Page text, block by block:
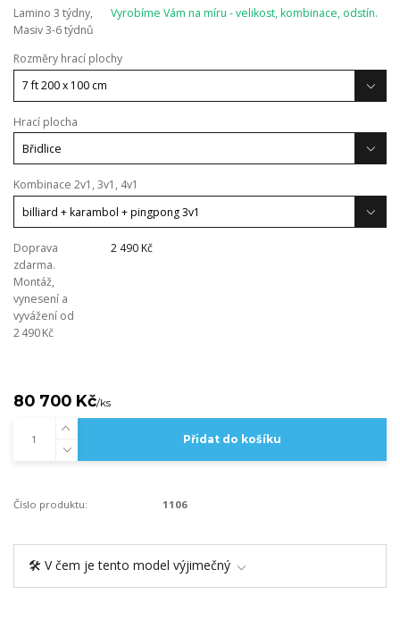
Lamino 3 týdny,
Masiv 3-6 týdnů
Vyrobíme Vám na míru - velikost, kombinace, odstín.
Rozměry hrací plochy
Hrací plocha
Kombinace 2v1, 3v1, 4v1
Doprava
zdarma.
Montáž,
vynesení a
vyvážení od
2 490 Kč
2 490 Kč
80 700 Kč/ks
Přidat do košíku
Číslo produktu: 1106
🛠️ V čem je tento model výjimečný